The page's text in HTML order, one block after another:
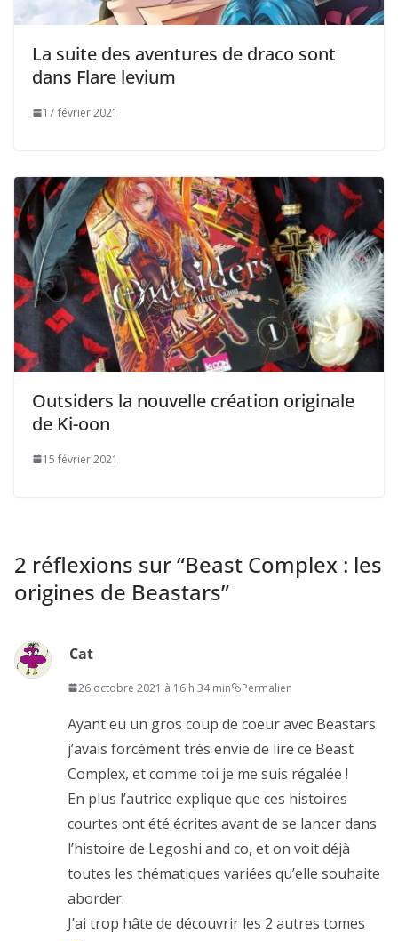
La suite des aventures de draco sont
dans Flare levium
17 février 2021
Outsiders la nouvelle création originale
de Ki-oon
15 février 2021
2 réflexions sur “Beast Complex : les
origines de Beastars”
Cat
26 octobre 2021 à 16 h 34 min Permalien
Ayant eu un gros coup de coeur avec Beastars
j’avais forcément très envie de lire ce Beast
Complex, et comme toi je me suis régalée !
En plus l’autrice explique que ces histoires
courtes ont été écrites avant de se lancer dans
l’histoire de Legoshi and co, et on voit déjà
toutes les thématiques variées qu’elle souhaite
aborder.
J’ai trop hâte de découvrir les 2 autres tomes